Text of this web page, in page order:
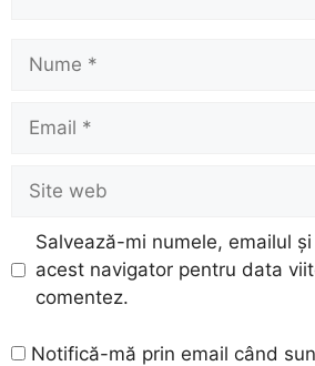
Nume
Email
Site
web
Salvează-mi numele, emailul
acest navigator pentru data
comentez.
Notifică-mă prin email când